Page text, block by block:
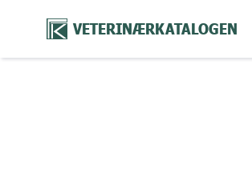
VETERINÆRKATALOGEN